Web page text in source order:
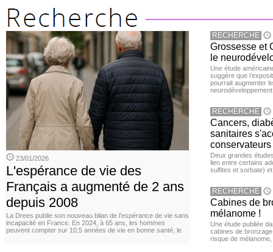
23/01/2026
L'espérance de vie des
Français a augmenté de 2 ans
depuis 2008
La Drees publie son nouveau bilan de l’espérance de vie sans
incapacité en France. En 2024, à 65 ans, les hommes
peuvent compter sur 10,5 années de vie en bonne santé, le
RECHERCHE
Grossesse et
le
Une étude
suggère que
pourrait augmenter
neurodéveloppement
RECHERCHE
Cancers,
sanitaires
conservateurs
Deux grandes
lien entre certains
sulfites et sorbate)
RECHERCHE
Cabines de
mélanome !
Une étude publiée
cabines de
risque de